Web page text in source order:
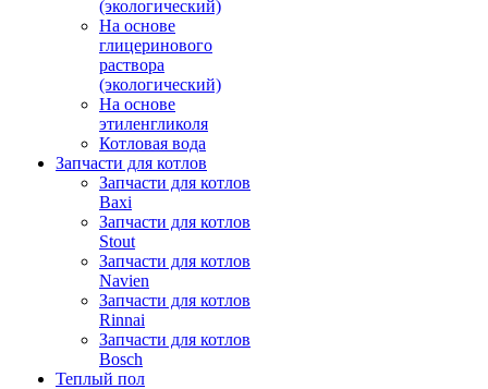
(экологический)
На основе
глицеринового
раствора
(экологический)
На основе
этиленгликоля
Котловая вода
Запчасти для котлов
Запчасти для котлов
Baxi
Запчасти для котлов
Stout
Запчасти для котлов
Navien
Запчасти для котлов
Rinnai
Запчасти для котлов
Bosch
Теплый пол